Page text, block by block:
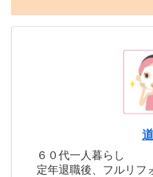
６０代一人暮らし
定年退職後、フルリフ